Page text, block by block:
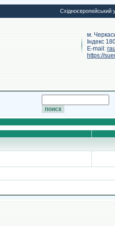
Східноєвропейський
м.
Індекс
E-mail:
https://